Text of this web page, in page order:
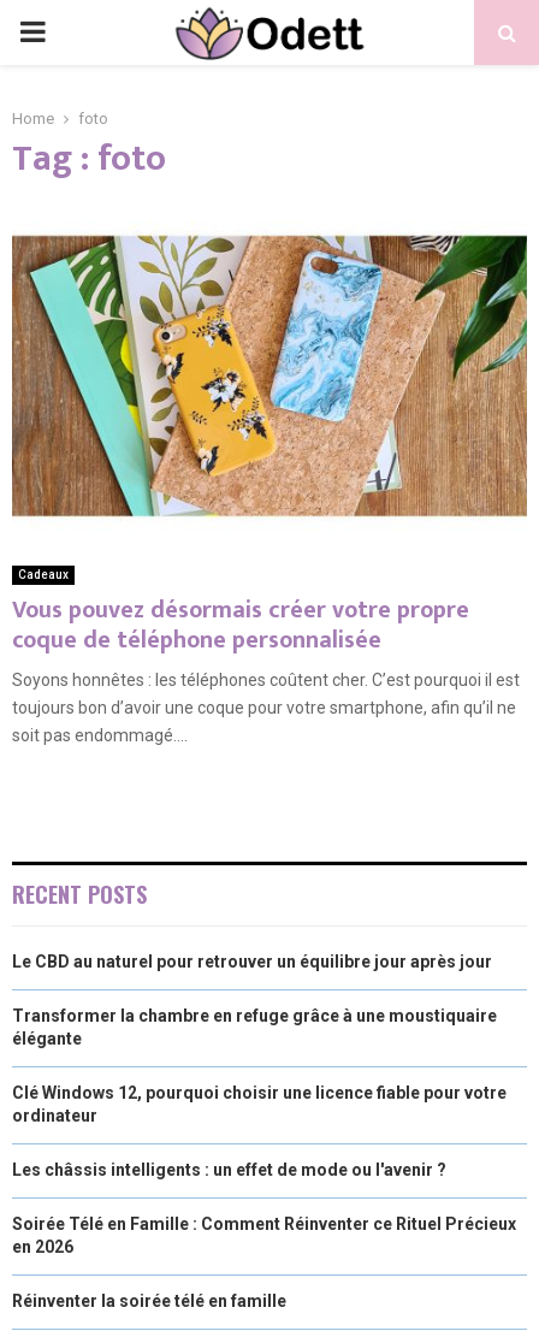
PRIMARY
Home foto
Tag : foto
Cadeaux
Vous pouvez désormais créer votre propre
coque de téléphone personnalisée
Soyons honnêtes : les téléphones coûtent cher. C’est pourquoi il est
toujours bon d’avoir une coque pour votre smartphone, afin qu’il ne
soit pas endommagé....
RECENT POSTS
Le CBD au naturel pour retrouver un équilibre jour après jour
Transformer la chambre en refuge grâce à une moustiquaire
élégante
Clé Windows 12, pourquoi choisir une licence fiable pour votre
ordinateur
Les châssis intelligents : un effet de mode ou l'avenir ?
Soirée Télé en Famille : Comment Réinventer ce Rituel Précieux
en 2026
Réinventer la soirée télé en famille